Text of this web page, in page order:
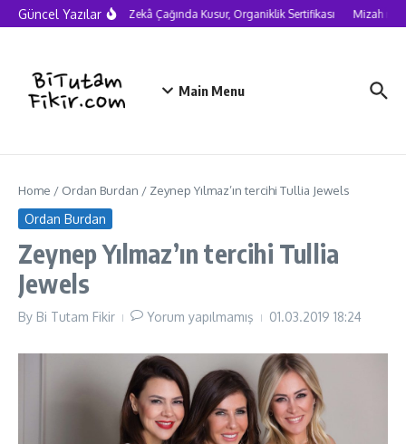
Skip to content
Güncel YazılarYapay Zekâ Çağında Kusur, Organiklik Sertifikası Mizah
Main Menu
Home / Ordan Burdan / Zeynep Yılmaz’ın tercihi Tullia Jewels
Ordan Burdan
Zeynep Yılmaz’ın tercihi Tullia
Jewels
By Bi Tutam Fikir Yorum yapılmamış 01.03.2019 18:24